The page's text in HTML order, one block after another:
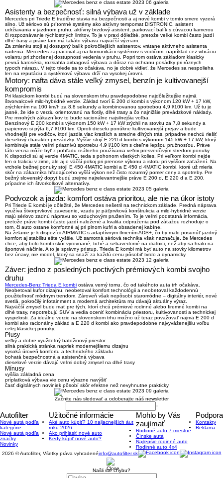
Asistenty a bezpečnosť: silná výbava už v základe
Mercedes pri Triede E tradične stavia na bezpečnosti a aj nové kombi v tomto smere vyzerá
silno. Už sériovo sú prítomné systémy ako aktívny tempomat DISTRONIC, asistent
udržiavania v jazdnom pruhu, aktívny brzdový asistent, parkovací balík s cúvacou kamerou
či rozpoznávanie rýchlostných limitov. To je v praxi dôležité, pretože veľké kombi často jazdí
dlhé trasy a práve tam má takáto výbava najväčší význam.
Za zmienku stojí aj dostupný balík pokročilejších asistentov, vrátane aktívneho asistenta
riadenia. Mercedes zapracoval aj na komunikácii systémov s vodičom, napríklad cez vibráciu
volantu pri zhoršenej dostupnosti vedenia v pruhu. Popri tom ostáva základom klasicky
pevná karoséria, rozsiahla airbagová výbava a dôraz na ochranu posádky pri rôznych
typoch nárazu. V tejto triede sa to očakáva, no je dobré vidieť, že Mercedes sa nespolieha
len na reputáciu a systémovú výbavu drží na vysokej úrovni.
Motory: nafta dáva stále veľký zmysel, benzín je kultivovanejší
kompromis
Pri klasickom kombi budú na slovenskom trhu pravdepodobne najdôležitejšie najmä
štvorvalcové mild-hybridné verzie. Základ tvorí E 200 d kombi s výkonom 120 kW + 17 kW,
zrýchlením na 100 km/h za 8,8 sekundy a kombinovanou spotrebou 4,9 l/100 km . Už tu je
jasné, že ide o verziu orientovanú na flotily, dlhé trasy a čo najnižšie prevádzkové náklady.
Pre mnohých zákazníkov to bude racionálne najsilnejšia voľba.
Benzínový E 200 kombi s výkonom 150 kW + 17 kWzrýchli na stovku za 7,8 sekundy a
papierovo si pýta 6,7 l/100 km . Oproti dieselu ponúkne kultivovanejší prejav a bude
vhodnejší pre vodičov, ktorí jazdia viac kratších a stredne dlhých trás, prípadne nechcú riešiť
dieselový charakter prevádzky. Vyššie stojí E 220 d kombi s výkonom 145 kW + 17 kW, ktorý
kombinuje stále veľmi priaznivú spotrebu 4,9 l/100 km s citeľne lepšou pružnosťou. Práve
táto verzia môže byť z pohľadu reálneho používania veľmi presvedčivým stredom ponuky.
K dispozícii sú aj verzie 4MATIC , teda s pohonom všetkých kolies. Pri veľkom kombi nejde
len o trakciu v zime, ale aj o väčší pokoj pri prenose výkonu a istotu pri vyššom zaťažení. Na
vrchole bežnej ponuky stojí E 450 4MATIC kombi a E 450 d 4MATIC kombi , ktoré už mieria
skôr na zákazníka hľadajúceho vyšší výkon než čisto rozumný pomer ceny a spotreby. Pre
bežný slovenský dopyt budú zrejme najrelevantnejšie práve E 200 d, E 220 d a E 200
prípadne ich štvorkolkové alternatívy.
Podvozok a jazda: komfort ostáva prioritou, ale nie na úkor istoty
Pri Triede E kombi je dôležité, že Mercedes nešetril na technickom základe. Predná náprava
využíva štvorprvkové zavesenie, vzadu je päťprvková konštrukcia a mild-hybridné verzie
majú sériovo zadnú nápravu so vzduchovým pružením . To je veľmi podstatná informácia,
pretože práve kombi často jazdí naložené a kvalita odpruženia pod záťažou rozhoduje o
tom, či auto ostane komfortné aj pri plnom kufri a obsadenej kabíne.
Na želanie je k dispozíciiAIRMATIC s adaptívnym tlmením ADS+, čo by malo posunúť jazdný
komfort aj stabilitu ešte vyššie. Už samotná sériová technika však naznačuje, že Mercedes
chce, aby bolo kombi skôrvyrovnané, tiché a sebavedomé na diaľnici , než aby sa hralo na
športové náčinie. A to je správny prístup. Trieda E kombi má byť auto na stovky kilometrov
bez únavy, nie model, ktorý sa snaží za každú cenu pôsobiť tvrdo a dynamicky.
Záver: jedno z posledných poctivých prémiových kombi svojho
druhu
Mercedes-Benz Trieda E kombi ostáva verný tomu, čo od takéhoto auta trh očakáva.
Neobetoval kufor dizajnu, neobetoval komfort technológii a neobetoval každodennú
použiteľnosť módnym trendom. Zároveň však nepôsobí staromódne – digitálny interiér, nové
svetlá, pokročilý infotainment a moderná architektúra mu dávajú aktuálny výraz.
Najväčší zmysel bude mať pre tých, ktorí chcú prémiové rodinné alebo firemné kombi na
dlhé trasy, nepotrebujú SUV a vedia oceniť kombináciu priestoru, kultivovanosti a technickej
vyspelosti. Za ideálne verzie na slovenskom trhu možno už teraz považovať najmä E 200 d
kombi ako racionálny základ a E 220 d kombi ako pravdepodobne najvyváženejšiu voľbu
celej klasickej ponuky.
Plusy
veľký a dobre využiteľný batožinový priestor
silná praktická stránka napriek modernejšiemu dizajnu
vysoká úroveň komfortu a technického základu
bohatá bezpečnostná a asistenčná výbava
dieselové verzie dávajú veľmi dobrý zmysel na dlhé trasy
Mínusy
vyššia základná cena
príplatková výbava vie cenu výrazne navýšiť
časť digitálnych noviniek pôsobí skôr efektne než nevyhnutne prakticky
Začnite nás sledovať a odoberajte náš newsletter
Autofilter
Nové autá podľa
kategórie
Nové autá podľa
značky
Novinky
Užitočné informácie
Aké auto kúpiť? 10 najlacnejších áut
roku 2026
Ako prihlásiť nové auto
Kedy kúpiť nové auto?
Mohlo by Vás
zaujímať
Rodinné auto 7-miestne
Čínske autá
Najlepšie rodinné auto
Rodinné auto 4x4
Podpora
Kontakty
Reklama
2026 © Autofilter, Všetky práva vyhradenéinfo@autofilter.sk
Našli ste chybu?